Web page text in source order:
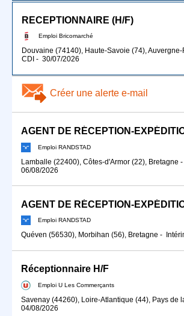
RECEPTIONNAIRE (H/F)
Emploi Bricomarché
Douvaine (74140), Haute-Savoie (74),
CDI - 30/07/2026
Créer une alerte e-mail
AGENT DE RÉCEPTION-
Emploi RANDSTAD
Lamballe (22400), Côtes-d'Armor (22), Bretagne -
06/08/2026
AGENT DE RÉCEPTION-
Emploi RANDSTAD
Quéven (56530), Morbihan (56), Bretagne -
Réceptionnaire H/F
Emploi U Les Commerçants
Savenay (44260), Loire-Atlantique (44), Pays de
04/08/2026